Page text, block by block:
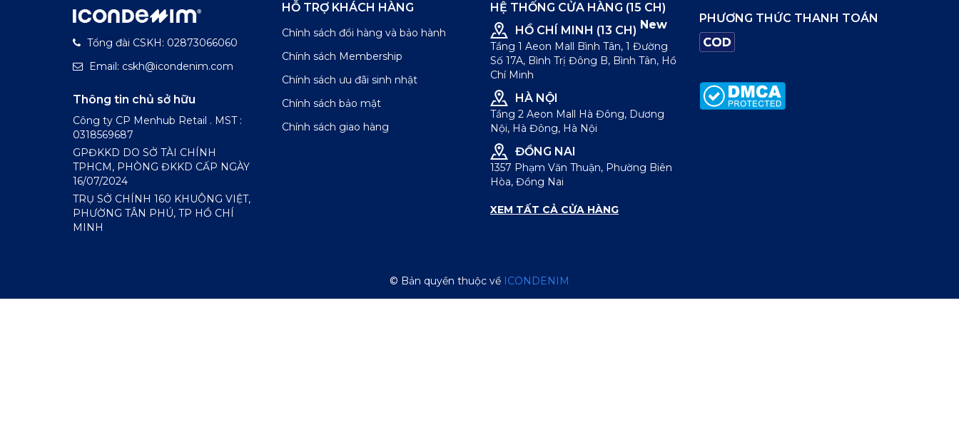
Tổng đài CSKH: 02873066060
Email: cskh@icondenim.com
Thông tin chủ sở hữu
Công ty CP Menhub Retail . MST :
0318569687
GPĐKKD DO SỞ TÀI CHÍNH
TPHCM, PHÒNG ĐKKD CẤP NGÀY
16/07/2024
TRỤ SỞ CHÍNH 160 KHUÔNG VIỆT,
PHƯỜNG TÂN PHÚ, TP HỒ CHÍ
MINH
HỖ TRỢ KHÁCH HÀNG
Chính sách đổi hàng và bảo hành
Chính sách Membership
Chính sách ưu đãi sinh nhật
Chính sách bảo mật
Chính sách giao hàng
HỆ THỐNG CỬA HÀNG (15 CH)
HỒ CHÍ MINH (13 CH) New
Tầng 1 Aeon Mall Bình Tân, 1 Đường
Số 17A, Bình Trị Đông B, Bình Tân, Hồ
Chí Minh
HÀ NỘI
Tầng 2 Aeon Mall Hà Đông, Dương
Nội, Hà Đông, Hà Nội
ĐỒNG NAI
1357 Phạm Văn Thuận, Phường Biên
Hòa, Đồng Nai
XEM TẤT CẢ CỬA HÀNG
PHƯƠNG THỨC THANH TOÁN
© Bản quyền thuộc về ICONDENIM